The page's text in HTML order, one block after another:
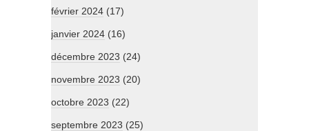
février 2024 (17)
janvier 2024 (16)
décembre 2023 (24)
novembre 2023 (20)
octobre 2023 (22)
septembre 2023 (25)